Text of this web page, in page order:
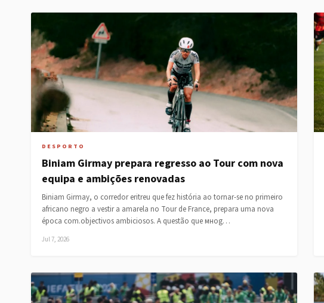
DESPORTO
Biniam Girmay prepara regresso ao Tour com nova
equipa e ambições renovadas
Biniam Girmay, o corredor eritreu que fez história ao tornar-se no primeiro
africano negro a vestir a amarela no Tour de France, prepara uma nova
época com.objectivos ambiciosos. A questão que мнog…
Jul 7, 2026